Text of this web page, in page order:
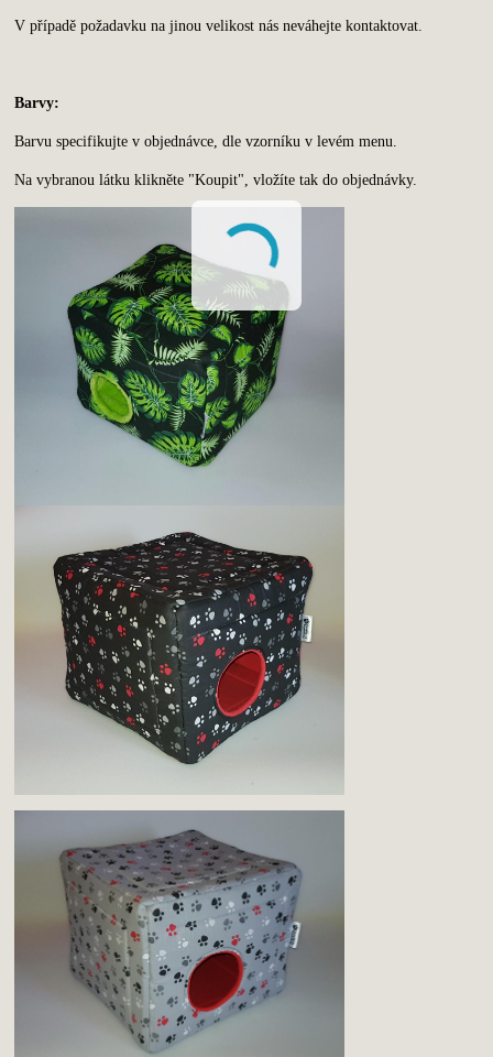
V případě požadavku na jinou velikost nás neváhejte kontaktovat.
Barvy:
Barvu specifikujte v objednávce, dle vzorníku v levém menu.
Na vybranou látku klikněte "Koupit", vložíte tak do objednávky.